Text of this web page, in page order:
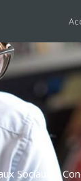
Sociaux